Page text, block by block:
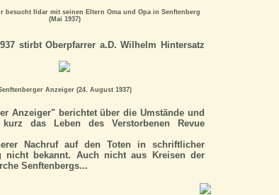
besucht Ildar mit seinen Eltern Oma und Opa in Senftenberg
(Mai 1937)
stirbt Oberpfarrer a.D. Wilhelm Hintersatz
Anzeiger (24. August 1937)
Anzeiger" berichtet über die Umstände und
kurz das Leben des Verstorbenen Revue
Nachruf auf den Toten in schriftlicher
nicht bekannt. Auch nicht aus Kreisen der
Senftenbergs...